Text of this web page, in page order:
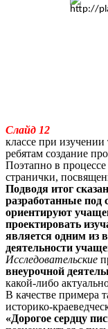
Слайд 12
классе при
ребятам создание
Поэтапно в
странички,
Подводя итог
разработанные под
ориентируют
проектировать
является одним из
деятельности
Исследовательские
внеурочной
какой-либо
В качестве примера
историко-
«Дорогое сердцу